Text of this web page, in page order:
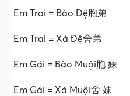
Em Trai = Bào Đệ胞弟
Em Trai = Xá Đệ舍弟
Em Gái = Bào Muội胞 妹
Em Gái = Xá Muội舍 妹